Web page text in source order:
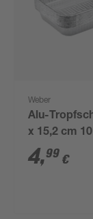
Weber
Alu-
x 15,2 cm
4,99 €